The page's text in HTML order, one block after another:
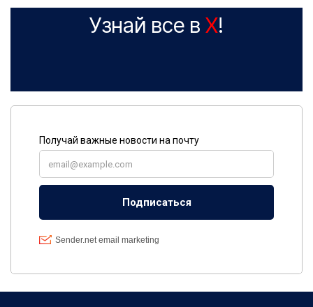
Узнай все в X!